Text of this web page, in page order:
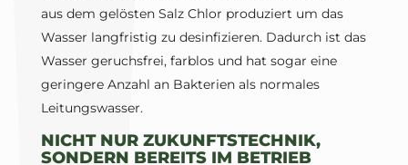
aus dem gelösten Salz Chlor produziert um das
Wasser langfristig zu desinfizieren. Dadurch ist das
Wasser geruchsfrei, farblos und hat sogar eine
geringere Anzahl an Bakterien als normales
Leitungswasser.
NICHT NUR ZUKUNFTSTECHNIK,
SONDERN BEREITS IM BETRIEB